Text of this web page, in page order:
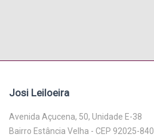
Josi Leiloeira
Avenida Açucena, 50, Unidade E-38
Bairro Estância Velha - CEP 92025-840